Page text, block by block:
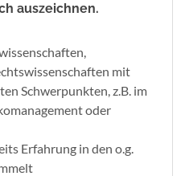
auszeichnen.
mit
Schwerpunkten, z.B. im
oder
Erfahrung in den o.g.